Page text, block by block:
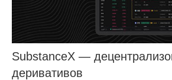
SubstanceX —
деривативов